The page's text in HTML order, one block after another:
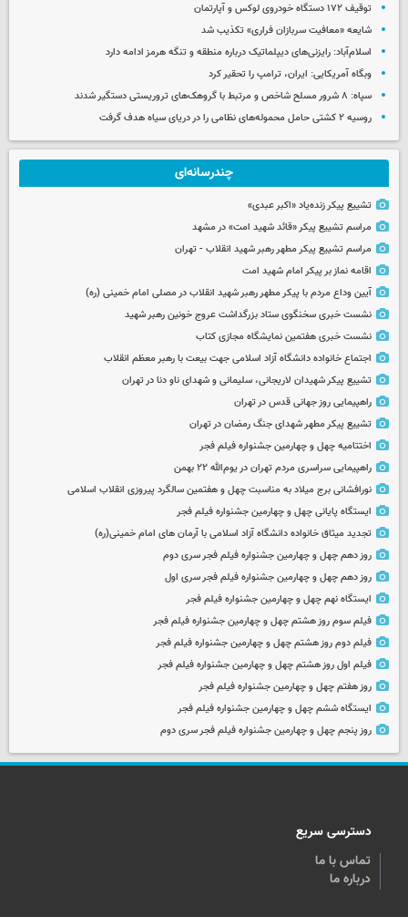
توقیف ۱۷۲ دستگاه خودروی لوکس و آپارتمان
شایعه «معافیت سربازان فراری» تکذیب شد
اسلام‌آباد: رایزنی‌های دیپلماتیک درباره منطقه و تنگه هرمز ادامه دارد
وبگاه آمریکایی: ایران، ترامپ را تحقیر کرد
سپاه: ۸ شرور مسلح شاخص و مرتبط با گروهک‌های تروریستی دستگیر شدند
روسیه ۲ کشتی حامل محموله‌های نظامی را در دریای سیاه هدف گرفت
چندرسانه‌ای
تشییع پیکر زنده‌یاد «اکبر عبدی»
مراسم تشییع پیکر «قائد شهید امت» در مشهد
مراسم تشییع پیکر مطهر رهبر شهید انقلاب - تهران
اقامه نماز بر پیکر امام شهید امت
آیین وداع مردم با پیکر مطهر رهبر شهید انقلاب در مصلی امام خمینی (ره)
نشست خبری سخنگوی ستاد بزرگداشت عروج خونین رهبر شهید
نشست خبری هفتمین نمایشگاه مجازی کتاب
اجتماع خانواده دانشگاه آزاد اسلامی جهت بیعت با رهبر معظم انقلاب
تشییع پیکر شهیدان لاریجانی، سلیمانی و شهدای ناو دنا در تهران
راهپیمایی روز جهانی قدس در تهران
تشییع پیکر مطهر شهدای جنگ رمضان در تهران
اختتامیه چهل و چهارمین جشنواره فیلم فجر
راهپیمایی سراسری مردم تهران در یوم‌الله ۲۲ بهمن
نورافشانی برج میلاد به مناسبت چهل‌ و هفتمین سالگرد پیروزی انقلاب اسلامی
ایستگاه پایانی چهل و چهارمین جشنواره فیلم فجر
تجدید میثاق خانواده دانشگاه آزاد اسلامی با آرمان های امام خمینی(ره)
روز دهم چهل و چهارمین جشنواره فیلم فجر سری دوم
روز دهم چهل و چهارمین جشنواره فیلم فجر سری اول
ایستگاه نهم چهل و چهارمین جشنواره فیلم فجر
فیلم سوم روز هشتم چهل و چهارمین جشنواره فیلم فجر
فیلم دوم روز هشتم چهل و چهارمین جشنواره فیلم فجر
فیلم اول روز هشتم چهل و چهارمین جشنواره فیلم فجر
روز هفتم چهل و چهارمین جشنواره فیلم فجر
ایستگاه ششم چهل و چهارمین جشنواره فیلم فجر
روز پنجم چهل و چهارمین جشنواره فیلم فجر سری دوم
دسترسی سریع
تماس با ما
درباره ما